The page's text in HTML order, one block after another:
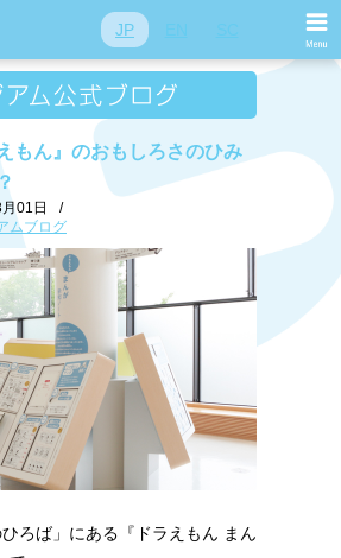
JP
もん』のおもしろさのひみ
01日
/
ムブログ
ろば」にある『ドラえもん まん